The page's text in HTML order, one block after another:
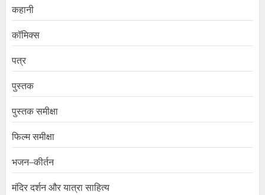
कहानी
कॉमिक्स
पत्र
पुस्तक
पुस्तक समीक्षा
फिल्म समीक्षा
भजन–कीर्तन
मंदिर दर्शन और यात्रा साहित्य